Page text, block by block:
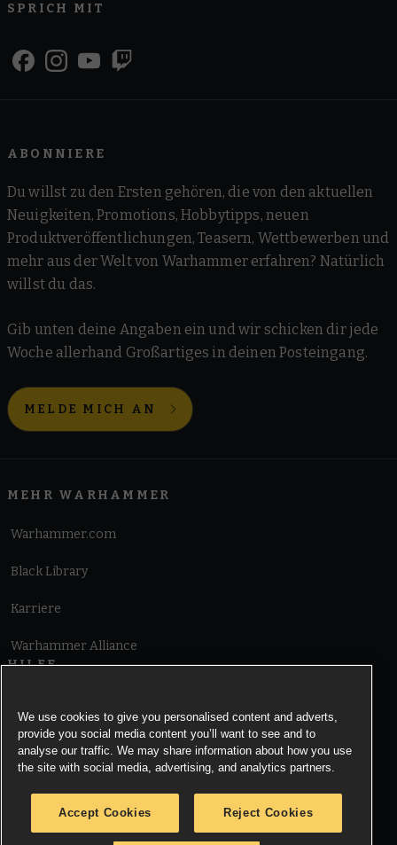
SPRICH MIT
ABONNIERE
Du willst zu den Ersten gehören, die von den aktuellen
Neuigkeiten, Promotions, Hobbytipps, neuen
Produktveröffentlichungen, Teasern, Wettbewerben und
mehr aus der Welt von Warhammer erfahren? Natürlich
willst du das.
Gib unten deine Angaben ein und wir schicken dir jede
Woche allerhand Großartiges in deinen Posteingang.
MELDE MICH AN
MEHR WARHAMMER
Warhammer.com
Black Library
Karriere
Warhammer Alliance
HILFE
Informationen zu Cookies
We use cookies to give you personalised content and adverts,
provide you social media content you’ll want to see and to
analyse our traffic. We may share information about how you use
the site with social media, advertising, and analytics partners.
Accept Cookies Reject Cookies